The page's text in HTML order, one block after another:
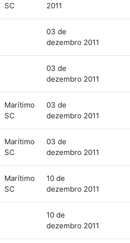
SC
2011
03 de
dezembro 2011
03 de
dezembro 2011
Marítimo
SC
03 de
dezembro 2011
Marítimo
SC
03 de
dezembro 2011
Marítimo
SC
10 de
dezembro 2011
10 de
dezembro 2011